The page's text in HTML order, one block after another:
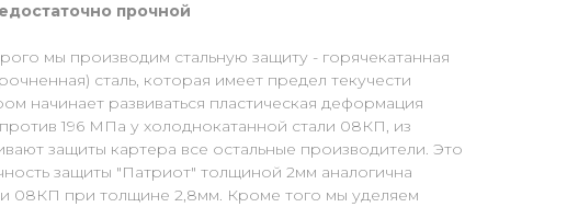
прочной
мы производим стальную защиту - горячекатанная
сталь, которая имеет предел текучести
начинает развиваться пластическая деформация
196 МПа у холоднокатанной стали 08КП, из
защиты картера все остальные производители. Это
защиты "Патриот" толщиной 2мм аналогична
08КП при толщине 2,8мм. Кроме того мы уделяем